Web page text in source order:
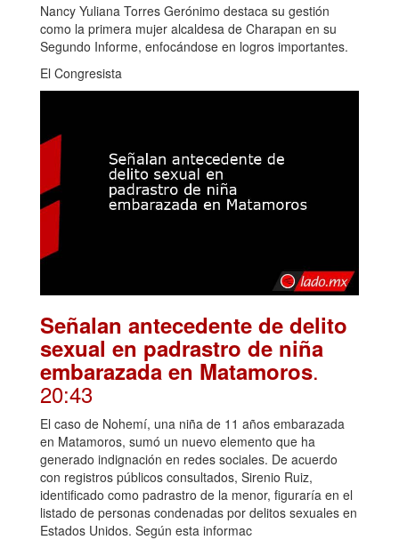
Nancy Yuliana Torres Gerónimo destaca su gestión
como la primera mujer alcaldesa de Charapan en su
Segundo Informe, enfocándose en logros importantes.
El Congresista
Señalan antecedente de delito
sexual en padrastro de niña
embarazada en Matamoros.
20:43
El caso de Nohemí, una niña de 11 años embarazada
en Matamoros, sumó un nuevo elemento que ha
generado indignación en redes sociales. De acuerdo
con registros públicos consultados, Sirenio Ruiz,
identificado como padrastro de la menor, figuraría en el
listado de personas condenadas por delitos sexuales en
Estados Unidos. Según esta informac